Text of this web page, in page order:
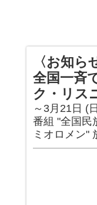
〈お知
全国一斉
ク・リス
～3月21日 (
番組 "全国民
ミオロメン"